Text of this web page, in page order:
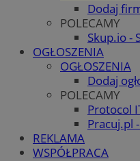
Dodaj
POLECAMY
Skup.io -
OGŁOSZENIA
OGŁOSZENIA
Dodaj
POLECAMY
Protocol
Pracuj.pl
REKLAMA
WSPÓŁPRACA